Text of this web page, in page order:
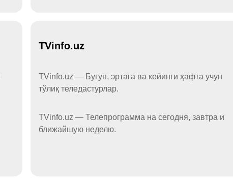
TVinfo.uz
TVinfo.uz — Бугун, эртага ва кейинги ҳафта учун
тўлиқ теледастурлар.
TVinfo.uz — Телепрограмма на сегодня, завтра и
ближайшую неделю.